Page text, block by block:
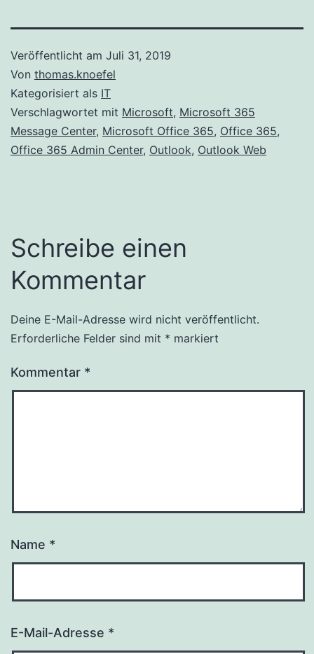
Veröffentlicht am Juli 31, 2019
Von thomas.knoefel
Kategorisiert als IT
Verschlagwortet mit Microsoft, Microsoft 365
Message Center, Microsoft Office 365, Office 365,
Office 365 Admin Center, Outlook, Outlook Web
Schreibe einen
Kommentar
Deine E-Mail-Adresse wird nicht veröffentlicht.
Erforderliche Felder sind mit * markiert
Kommentar *
Name *
E-Mail-Adresse *
Alternative: